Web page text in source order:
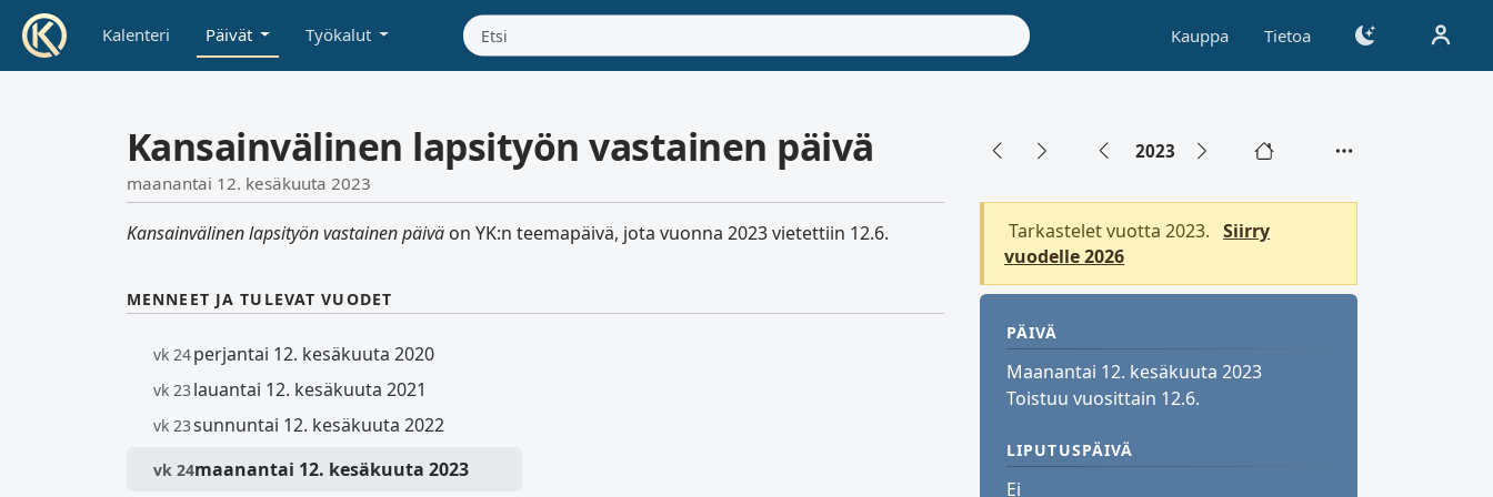
Kalenteri Päivät Työkalut Kauppa Tietoa
Kansainvälinen lapsityön vastainen päivä
maanantai 12. kesäkuuta 2023
2023
Kansainvälinen lapsityön vastainen päivä on YK:n teemapäivä, jota vuonna 2023 vietettiin 12.6.
MENNEET JA TULEVAT VUODET
vk 24perjantai 12. kesäkuuta 2020
vk 23 lauantai 12. kesäkuuta 2021
vk 23sunnuntai 12. kesäkuuta 2022
vk 24maanantai 12. kesäkuuta 2023
Tarkastelet vuotta 2023. Siirry
vuodelle 2026
PÄIVÄ
Maanantai 12. kesäkuuta 2023
Toistuu vuosittain 12.6.
LIPUTUSPÄIVÄ
Ei